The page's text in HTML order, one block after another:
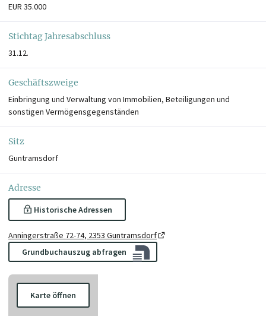
EUR 35.000
Stichtag Jahresabschluss
31.12.
Geschäftszweige
Einbringung und Verwaltung von Immobilien, Beteiligungen und
sonstigen Vermögensgegenständen
Sitz
Guntramsdorf
Adresse
Historische Adressen
Anningerstraße 72-74, 2353 Guntramsdorf
Grundbuchauszug abfragen
Karte öffnen